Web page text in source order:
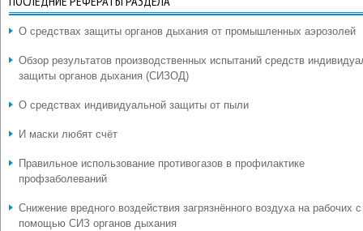
О средствах защиты органов дыхания от промышленных аэрозолей
Обзор результатов производственных испытаний средств
защиты органов дыхания (СИЗОД)
О средствах индивидуальной защиты от пыли
И маски любят счёт
Правильное использование противогазов в профилактике
профзаболеваний
Снижение вредного воздействия загрязнённого воздуха на рабочих с
помощью СИЗ органов дыхания